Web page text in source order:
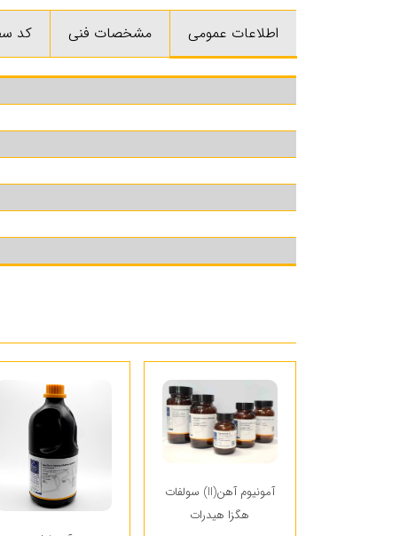
اطلاعات عمومی مشخصات فنی کد
آمونیوم آهن(II) سولفات
هگزا هیدرات